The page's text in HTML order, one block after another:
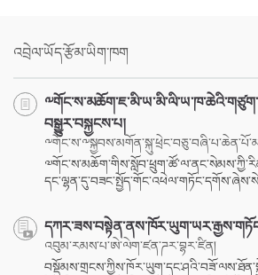
འབྲེལ་ཡོད་རྩོམ་ཡིག་ཁག
བསྒྱུར་བསྐྱངས་པ།
འབུམ་རམས་པ་ཨེ་ལེག་ཛན་ཌར་བྷར་ཛིན།